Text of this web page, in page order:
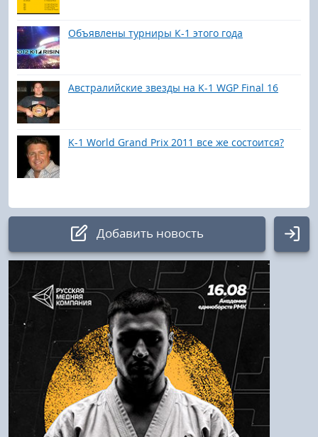
Объявлены турниры К-1 этого года
Австралийские звезды на K-1 WGP Final 16
K-1 World Grand Prix 2011 все же состоится?
Добавить новость
Авторизация
Логин:
Пароль
Войти